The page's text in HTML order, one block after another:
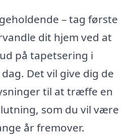
– tag første
dit hjem ved at
på tapetsering i
Det vil give dig de
til at træffe en
som du vil være
år fremover.